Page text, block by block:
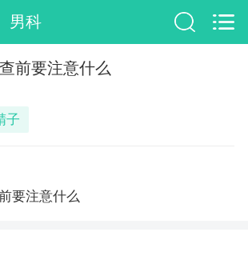
男科
前要注意什么
子
要注意什么